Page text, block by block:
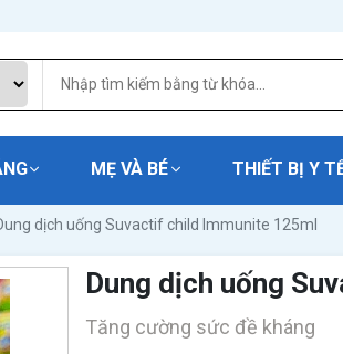
MẸ VÀ BÉ THIẾT BỊ Y
dịch uống Suvactif child Immunite 125ml
Dung dịch uống
Tăng cường sức đề kháng